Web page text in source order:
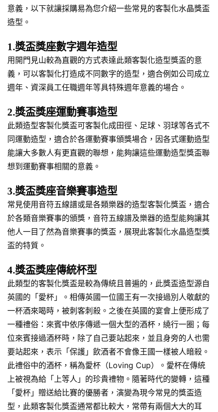
意義，以下就讓採購易為您介紹一些常見的客製化水晶獎盃
造型。
1.獎盃獎座數字週年造型
用開門見山較為直觀的方式表達此類客製化造型獎盃的意
義，可以客製化打造成不同數字的造型，適合例如公司成立
週年、資深員工任職週年等具特殊週年意義的場合。
2.獎盃獎座運動賽事造型
此類造型客製化獎盃可客製化成田徑、足球、羽球等各式不
同運動造型，適合於各運動賽事頒獎場合，因各式運動造型
能讓大多數人有更直觀的聯想，能夠讓這些運動造型獎盃聯
想到運動賽事相關的意義。
3.獎盃獎座音樂賽事造型
常見使用音符五線譜或是各類樂器的造型客製化獎盃，適合
於各類音樂賽事的頒獎，音符五線譜及樂器的造型能夠讓其
他人一目了然為音樂賽事的獎盃，展現此客製化水晶造型獎
盃的特質。
4.獎盃獎座傳統杯型
此類型的客製化獎盃是較為傳統且普遍的，此獎盃造型源自
英國的「愛杯」。相傳英國一位國王有一次接過別人敬獻的
一杯酒來喝時，被刺客刺殺。之後在英國的宴會上便形成了
一種禮俗：來賓中依序傳遞一個大型的酒杯，繞行一圈；每
位來賓接過酒杯時，除了自己要站起來，並且身旁的人也需
要站起來，表示「保護」飲酒者不會像王國一樣被人暗殺。
此禮俗中的酒杯，稱為愛杯（Loving Cup）。愛杯在傳統
上被視為給「上等人」的珍貴禮物。隨著時代的變轉，這種
「愛杯」贈送給比賽的優勝者，演變為現今常見的獎盃造
型，此類客製化獎盃通常都比較大，常帶有兩個大大的耳